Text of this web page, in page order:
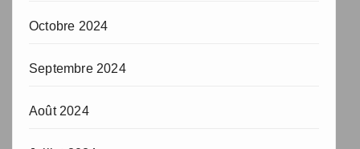
Octobre 2024
Septembre 2024
Août 2024